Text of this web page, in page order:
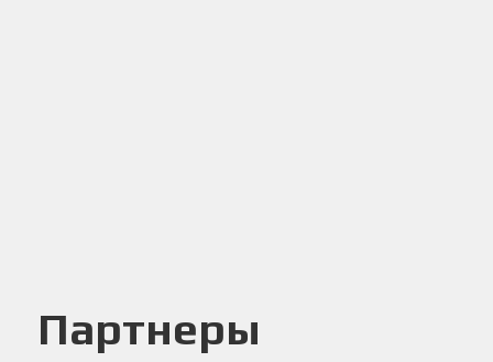
Партнеры